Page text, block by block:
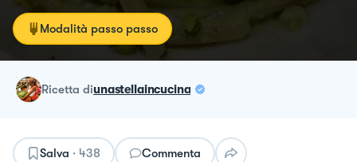
Modalità passo passo
ricetta diunastellaincucina
Salva · 438 Commenta